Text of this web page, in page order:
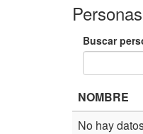
Buscar
NOMBRE
No hay